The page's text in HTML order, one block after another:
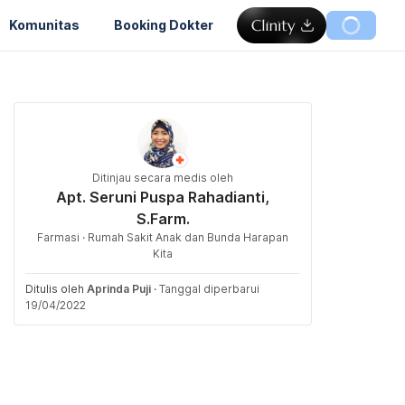
Komunitas Booking Dokter
Ditinjau secara medis oleh
Apt. Seruni Puspa Rahadianti,
S.Farm.
Farmasi · Rumah Sakit Anak dan Bunda Harapan
Kita
Ditulis oleh Aprinda Puji · Tanggal diperbarui
19/04/2022